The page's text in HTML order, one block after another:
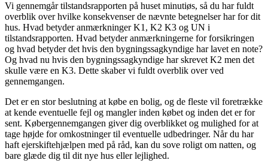
Vi gennemgår tilstandsrapporten på huset minutiøs, så du har fuldt
overblik over hvilke konsekvenser de nævnte betegnelser har for dit
hus. Hvad betyder anmærkninger K1, K2 K3 og UN i
tilstandsrapporten. Hvad betyder anmærkningerne for forsikringen
og hvad betyder det hvis den bygningssagkyndige har lavet en note?
Og hvad nu hvis den bygningssagkyndige har skrevet K2 men det
skulle være en K3. Dette skaber vi fuldt overblik over ved
gennemgangen.
Det er en stor beslutning at købe en bolig, og de fleste vil foretrække
at kende eventuelle fejl og mangler inden købet og inden det er for
sent. Købergennemgangen giver dig overblikket og mulighed for at
tage højde for omkostninger til eventuelle udbedringer. Når du har
haft ejerskiftehjælpen med på råd, kan du sove roligt om natten, og
bare glæde dig til dit nye hus eller lejlighed.